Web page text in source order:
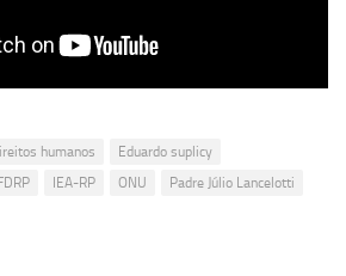
humanos
Eduardo suplicy
FDRP IEA-RP ONU
Padre Júlio Lancelotti